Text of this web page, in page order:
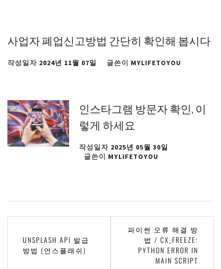
사업자 폐업신고방법 간단히 확인해 봅시다
작성일자 2024년 11월 07일 글쓴이 MYLIFETOYOU
인스타그램 방문자 확인, 이
렇게 하세요
작성일자 2025년 05월 30일
글쓴이 MYLIFETOYOU
UNSPLASH API 발급
방법 (언스플래쉬)
파이썬 오류 해결 방
법 / CX_FREEZE:
PYTHON ERROR IN
MAIN SCRIPT